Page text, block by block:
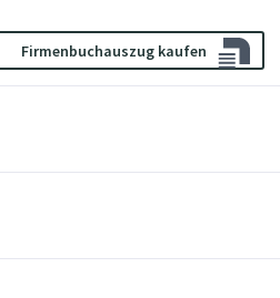
Firmenbuchauszug kaufen